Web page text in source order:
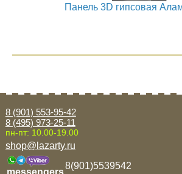
Панель 3D гипсовая
8 (901) 553-95-42
8 (495) 973-25-11
пн-пт: 10.00-19.00
shop@lazarty.ru
8(901)5539542